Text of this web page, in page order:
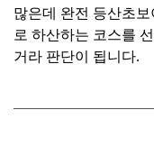
많은데 완전 등산초
로 하산하는 코스를
거라 판단이 됩니다.